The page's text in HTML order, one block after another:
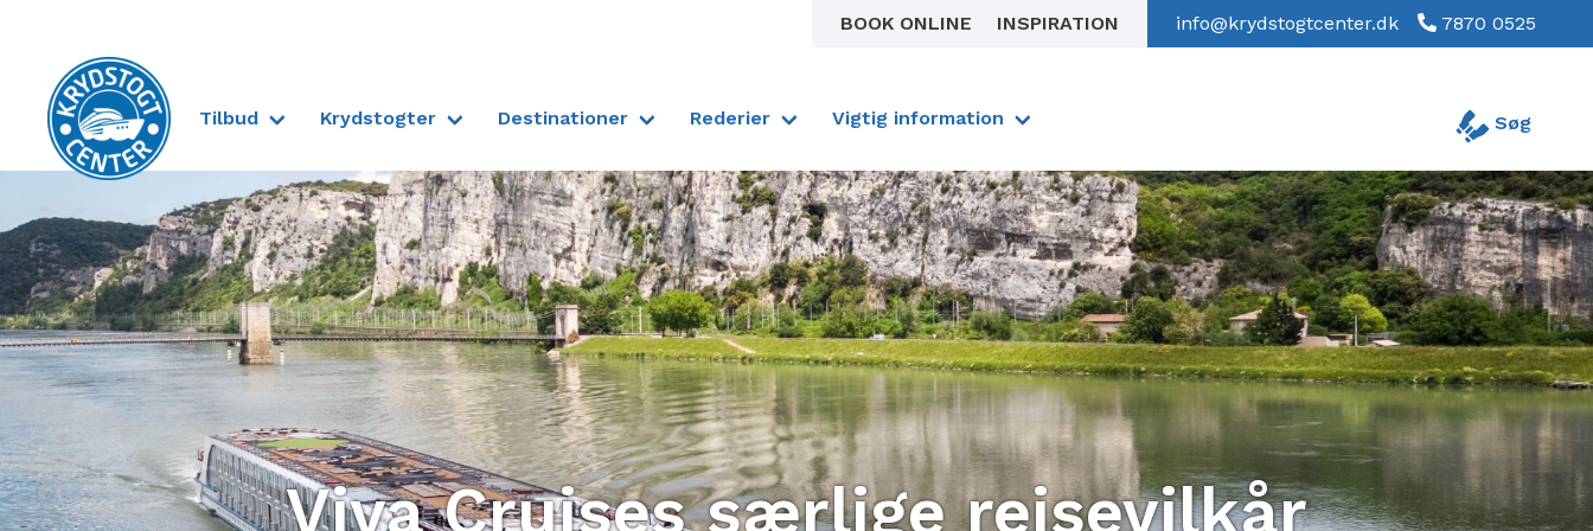
BOOK ONLINE INSPIRATION info@krydstogtcenter.dk 7870 0525
Til forsiden
Tilbud Krydstogter Destinationer Rederier Vigtig information Søg
Viva Cruises særlige rejsevilkår